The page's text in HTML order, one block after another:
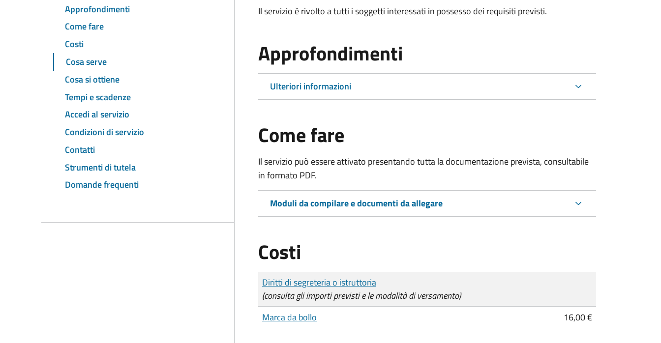
Approfondimenti
Come fare
Costi
Cosa serve
Cosa si ottiene
Tempi e scadenze
Accedi al servizio
Condizioni di servizio
Contatti
Strumenti di tutela
Domande frequenti
Il servizio è rivolto a tutti i soggetti interessati in possesso dei requisiti previsti.
Approfondimenti
Ulteriori informazioni
Come fare
Il servizio può essere attivato presentando tutta la documentazione prevista, consultabile
in formato PDF.
Moduli da compilare e documenti da allegare
Costi
Tipo di pagamento
Importo
Diritti di segreteria o istruttoria
(consulta gli importi previsti e le modalità di versamento)
Marca da bollo
16,00 €